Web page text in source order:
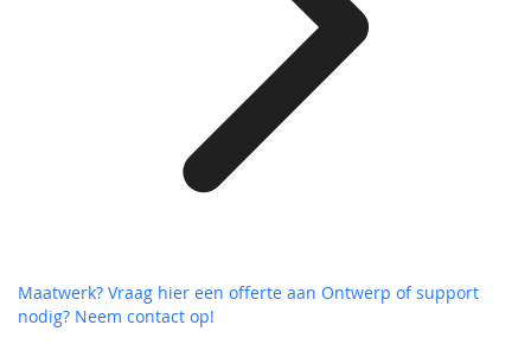
Maatwerk? Vraag hier een offerte aan Ontwerp of support
nodig? Neem contact op!